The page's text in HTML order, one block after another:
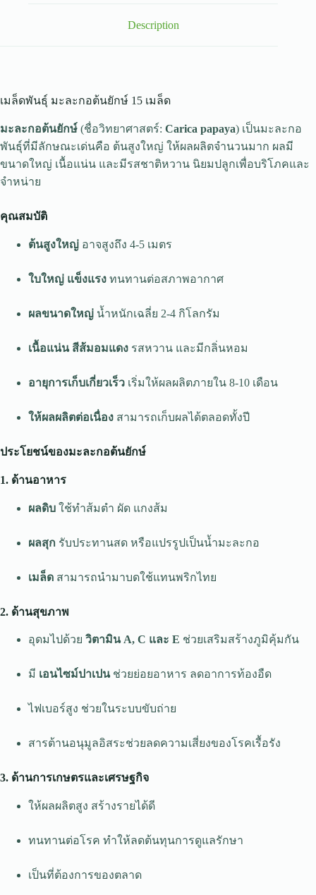
Description
เมล็ดพันธุ์ มะละกอต้นยักษ์ 15 เมล็ด
มะละกอต้นยักษ์ (ชื่อวิทยาศาสตร์: Carica papaya) เป็นมะละกอ
พันธุ์ที่มีลักษณะเด่นคือ ต้นสูงใหญ่ ให้ผลผลิตจำนวนมาก ผลมี
ขนาดใหญ่ เนื้อแน่น และมีรสชาติหวาน นิยมปลูกเพื่อบริโภคและ
จำหน่าย
คุณสมบัติ
ต้นสูงใหญ่ อาจสูงถึง 4-5 เมตร
ใบใหญ่ แข็งแรง ทนทานต่อสภาพอากาศ
ผลขนาดใหญ่ น้ำหนักเฉลี่ย 2-4 กิโลกรัม
เนื้อแน่น สีส้มอมแดง รสหวาน และมีกลิ่นหอม
อายุการเก็บเกี่ยวเร็ว เริ่มให้ผลผลิตภายใน 8-10 เดือน
ให้ผลผลิตต่อเนื่อง สามารถเก็บผลได้ตลอดทั้งปี
ประโยชน์ของมะละกอต้นยักษ์
1. ด้านอาหาร
ผลดิบ ใช้ทำส้มตำ ผัด แกงส้ม
ผลสุก รับประทานสด หรือแปรรูปเป็นน้ำมะละกอ
เมล็ด สามารถนำมาบดใช้แทนพริกไทย
2. ด้านสุขภาพ
อุดมไปด้วย วิตามิน A, C และ E ช่วยเสริมสร้างภูมิคุ้มกัน
มี เอนไซม์ปาเปนช่วยย่อยอาหาร ลดอาการท้องอืด
ไฟเบอร์สูง ช่วยในระบบขับถ่าย
สารต้านอนุมูลอิสระช่วยลดความเสี่ยงของโรคเรื้อรัง
3. ด้านการเกษตรและเศรษฐกิจ
ให้ผลผลิตสูง สร้างรายได้ดี
ทนทานต่อโรค ทำให้ลดต้นทุนการดูแลรักษา
เป็นที่ต้องการของตลาด